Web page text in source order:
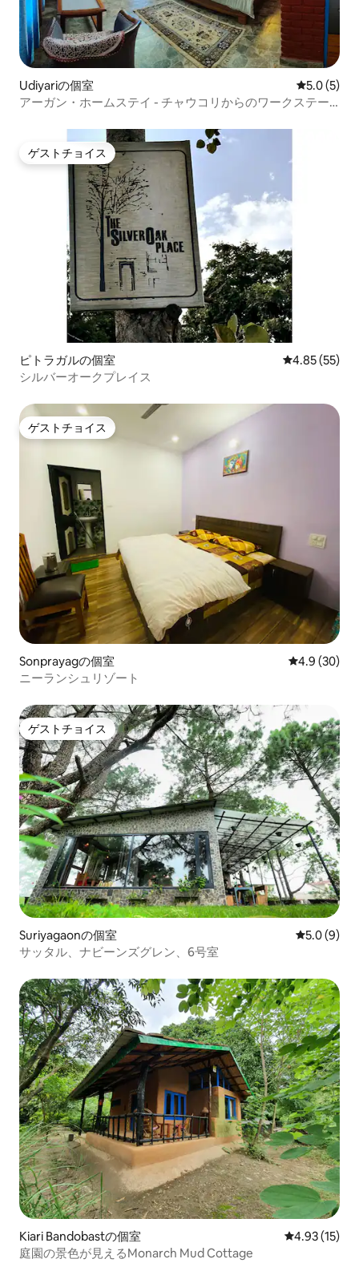
Udiyariの個室 レビュー5
5.0 (5)
アーガン・ホームステイ - チャウコリからのワークステー
ゲストチョイス
ゲストチョイス
ピトラガルの個室 レビュー55
4.85 (55)
シルバーオークプレイス
ゲストチョイス
ゲストチョイス
Sonprayagの個室 レビュー30
4.9 (30)
ニーランシュリゾート
ゲストチョイス
ゲストチョイス
Suriyagaonの個室 レビュー9
5.0 (9)
サッタル、ナビーンズグレン、6号室
Kiari Bandobastの個室 レビュー15
4.93 (15)
庭園の景色が見えるMonarch Mud Cottage